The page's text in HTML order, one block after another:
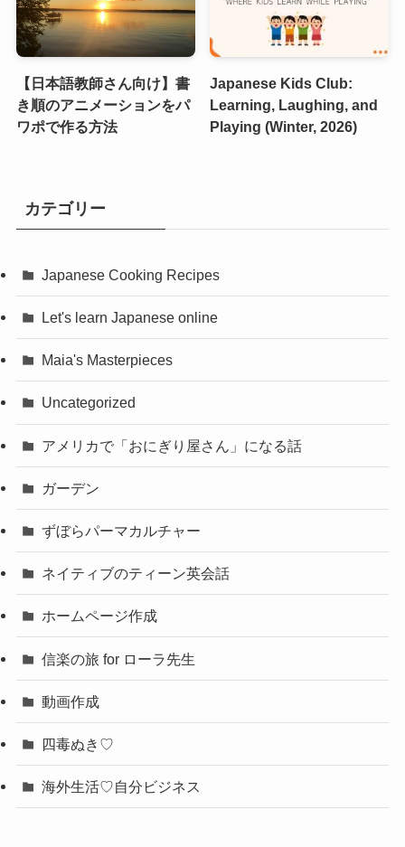
【日本語教師さん向け】書
き順のアニメーションをパ
ワポで作る方法
Japanese Kids Club:
Learning, Laughing, and
Playing (Winter, 2026)
カテゴリー
Japanese Cooking Recipes
Let's learn Japanese online
Maia's Masterpieces
Uncategorized
アメリカで「おにぎり屋さん」になる話
ガーデン
ずぼらパーマカルチャー
ネイティブのティーン英会話
ホームページ作成
信楽の旅 for ローラ先生
動画作成
四毒ぬき♡
海外生活♡自分ビジネス